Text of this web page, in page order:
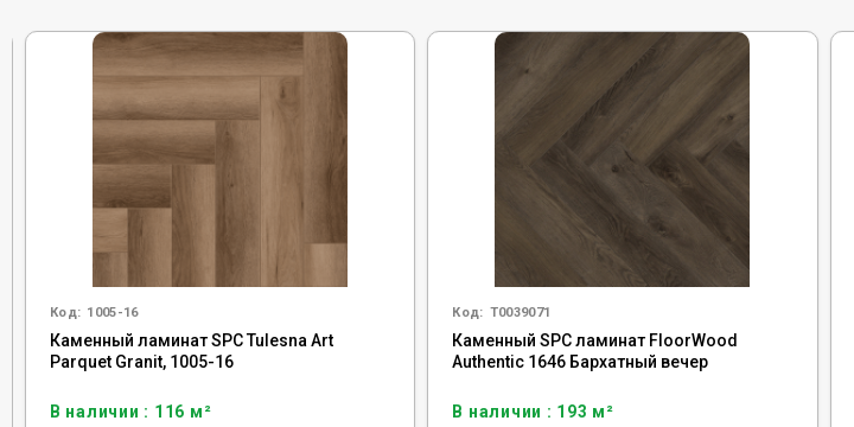
Код: 1005-16
Каменный ламинат SPC Tulesna Art
Parquet Granit, 1005-16
В наличии : 116 м²
Код: Т0039071
Каменный SPC ламинат FloorWood
Authentic 1646 Бархатный вечер
В наличии : 193 м²